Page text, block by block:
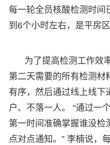
每一轮全员核酸检测时间
到6个小时左右，是平房
为了提高检测工作效
第二天需要的所有检测材
有序，然后通过线上线下
户、不落一人。 “通过一
第一时间准确掌握谁没检
点对点通知。” 李楠说，